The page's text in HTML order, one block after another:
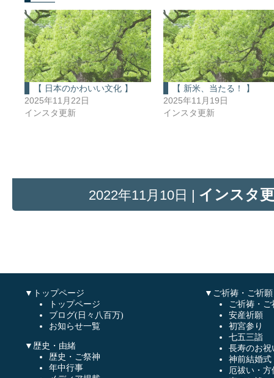
【 日本のかわいい文化 】
2025年11月22日
インスタ更新
【 新米、当たる！ 】
2025年11月19日
インスタ更新
2022年11月10日 | インスタ
▼トップページ
トップページ
ブログ(日々八百万)
お知らせ一覧
▼歴史・由緒
歴史・ご祭神
年中行事
▼ご祈祷・ご祈願
ご祈祷・ご
安産祈願
初宮参り
七五三詣
長寿のお祝
神前結婚式
厄祓い・方